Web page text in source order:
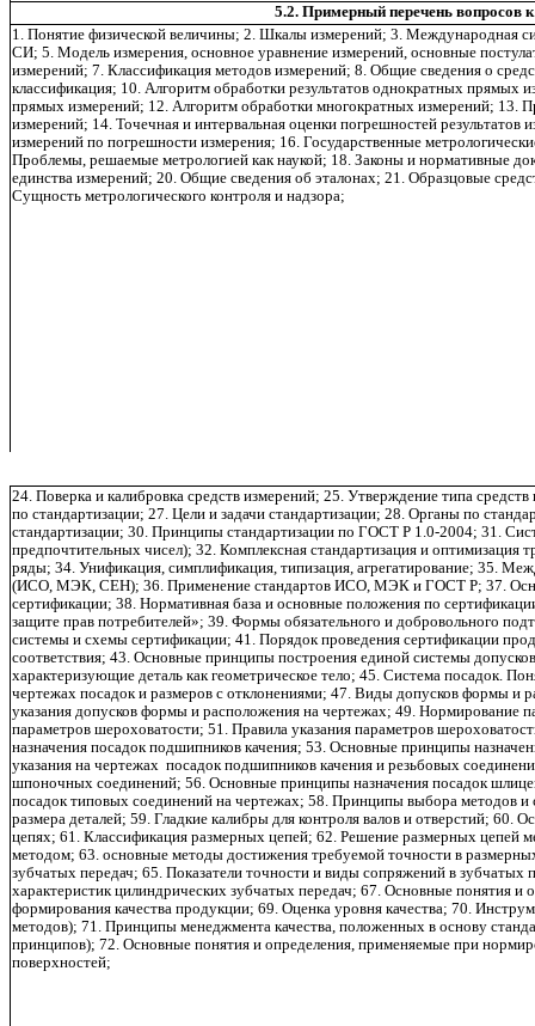
5.2. Примерный перечень вопросов
1. Понятие физической величины; 2. Шкалы измерений; 3. Международная
СИ; 5. Модель измерения, основное уравнение измерений, основные
измерений; 7. Классификация методов измерений; 8. Общие сведения о
классификация; 10. Алгоритм обработки результатов однократных прямых
прямых измерений; 12. Алгоритм обработки многократных измерений; 13.
измерений; 14. Точечная и интервальная оценки погрешностей
измерений по погрешности измерения; 16. Государственные
Проблемы, решаемые метрологией как наукой; 18. Законы и нормативные
единства измерений; 20. Общие сведения об эталонах; 21. Образцовые
Сущность метрологического контроля и надзора;
24. Поверка и калибровка средств измерений; 25. Утверждение типа
по стандартизации; 27. Цели и задачи стандартизации; 28. Органы по
стандартизации; 30. Принципы стандартизации по ГОСТ Р 1.0-2004; 31.
предпочтительных чисел); 32. Комплексная стандартизация и оптимизация
ряды; 34. Унификация, симплификация, типизация, агрегатирование; 35.
(ИСО, МЭК, СЕН); 36. Применение стандартов ИСО, МЭК и ГОСТ Р; 37.
сертификации; 38. Нормативная база и основные положения по
защите прав потребителей»; 39. Формы обязательного и добровольного
системы и схемы сертификации; 41. Порядок проведения сертификации
соответствия; 43. Основные принципы построения единой системы
характеризующие деталь как геометрическое тело; 45. Система посадок.
чертежах посадок и размеров с отклонениями; 47. Виды допусков формы и
указания допусков формы и расположения на чертежах; 49. Нормирование
параметров шероховатости; 51. Правила указания параметров
назначения посадок подшипников качения; 53. Основные принципы
указания на чертежах посадок подшипников качения и резьбовых
шпоночных соединений; 56. Основные принципы назначения посадок
посадок типовых соединений на чертежах; 58. Принципы выбора методов и
размера деталей; 59. Гладкие калибры для контроля валов и отверстий; 60.
цепях; 61. Классификация размерных цепей; 62. Решение размерных
методом; 63. основные методы достижения требуемой точности в
зубчатых передач; 65. Показатели точности и виды сопряжений в зубчатых
характеристик цилиндрических зубчатых передач; 67. Основные понятия
формирования качества продукции; 69. Оценка уровня качества; 70.
методов); 71. Принципы менеджмента качества, положенных в основу
принципов); 72. Основные понятия и определения, применяемые при
поверхностей;